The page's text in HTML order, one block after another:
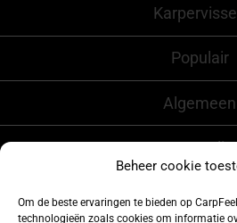
Beheer cookie
Om de beste ervaringen te bieden op
technologieën zoals cookies om informatie
Populair
Algemeen